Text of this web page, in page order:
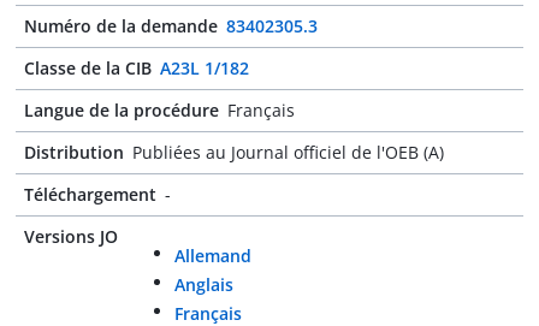
Numéro de la demande 83402305.3
Classe de la CIB A23L 1/182
Langue de la procédure Français
Distribution Publiées au Journal officiel de l'OEB (A)
Téléchargement -
Versions JO
Allemand
Anglais
Français